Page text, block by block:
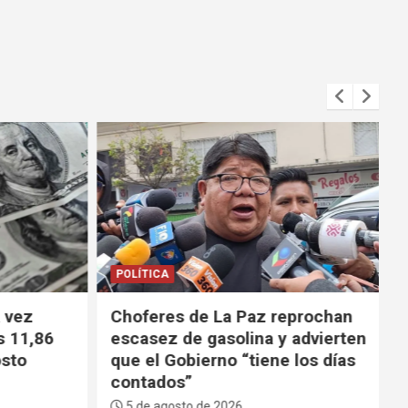
11,86
POLÍTICA
Choferes de La Paz reprochan
escasez de gasolina y advierten
que el Gobierno “tiene los días
contados”